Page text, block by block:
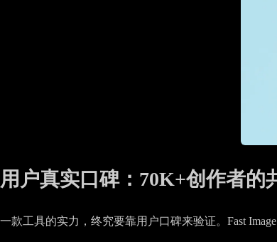
用户真实口碑：70K+创作者的
一款工具的实力，终究要靠用户口碑来验证。Fast